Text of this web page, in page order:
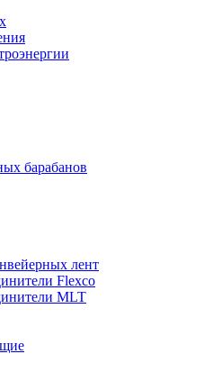
барабанов
лент
Flexco
MLT